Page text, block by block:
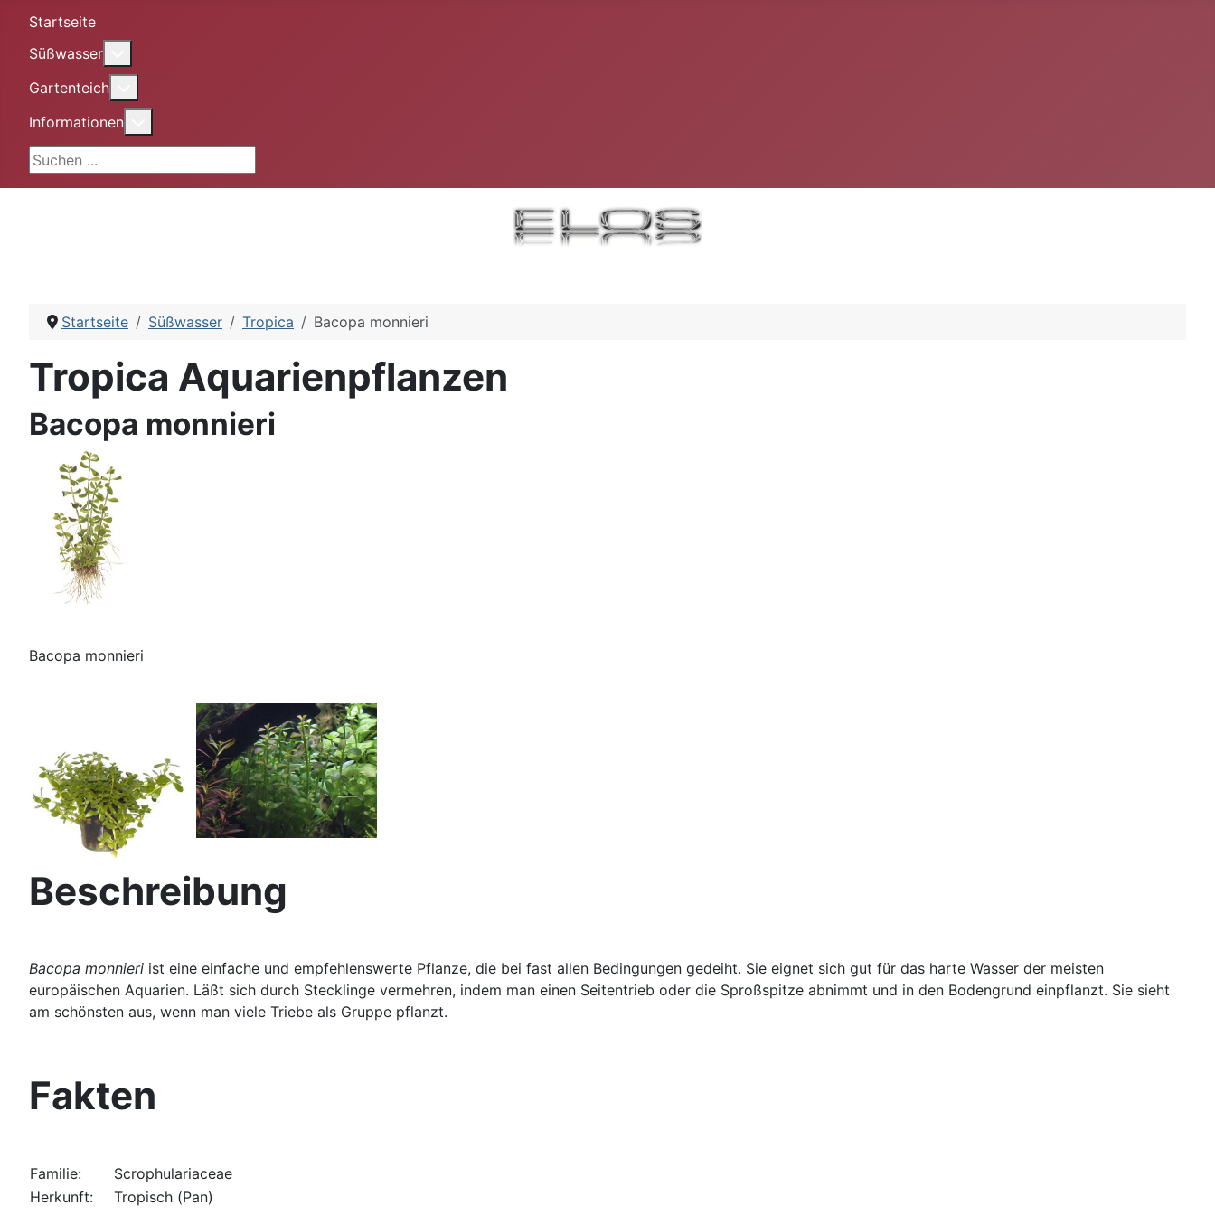
Startseite
Süßwasser
Gartenteich
Informationen
Suchen ...
Startseite Süßwasser Tropica Bacopa monnieri
Tropica Aquarienpflanzen
Bacopa monnieri
Bacopa monnieri
Beschreibung
Bacopa monnieri ist eine einfache und empfehlenswerte Pflanze, die bei fast allen Bedingungen gedeiht. Sie eignet sich gut für das harte Wasser der meisten
europäischen Aquarien. Läßt sich durch Stecklinge vermehren, indem man einen Seitentrieb oder die Sproßspitze abnimmt und in den Bodengrund einpflanzt. Sie sieht
am schönsten aus, wenn man viele Triebe als Gruppe pflanzt.
Fakten
Familie:
Scrophulariaceae
Herkunft:
Tropisch (Pan)